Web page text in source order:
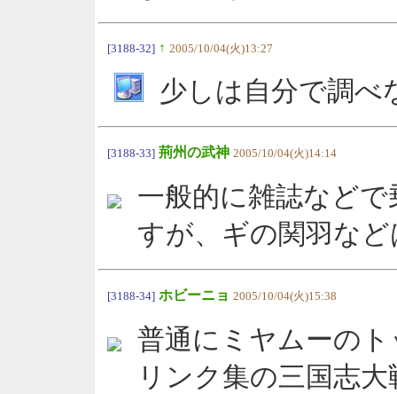
[3188-32] ↑ 2005/10/04(火)13:27
少しは自分で調べ
[3188-33] 荊州の武神 2005/10/04(火)14:14
一般的に雑誌など
すが、ギの関羽な
[3188-34] ホビーニョ 2005/10/04(火)15:38
普通にミヤムーの
リンク集の三国志